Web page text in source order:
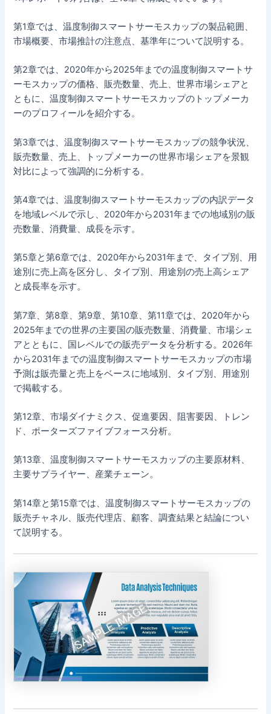
第1章では、温度制御スマートサーモスカップの製品範囲、
市場概要、市場推計の注意点、基準年について説明する。
第2章では、2020年から2025年までの温度制御スマートサ
ーモスカップの価格、販売数量、売上、世界市場シェアと
ともに、温度制御スマートサーモスカップのトップメーカ
ーのプロフィールを紹介する。
第3章では、温度制御スマートサーモスカップの競争状況、
販売数量、売上、トップメーカーの世界市場シェアを景観
対比によって強調的に分析する。
第4章では、温度制御スマートサーモスカップの内訳データ
を地域レベルで示し、2020年から2031年までの地域別の販
売数量、消費量、成長を示す。
第5章と第6章では、2020年から2031年まで、タイプ別、用
途別に売上高を区分し、タイプ別、用途別の売上高シェア
と成長率を示す。
第7章、第8章、第9章、第10章、第11章では、2020年から
2025年までの世界の主要国の販売数量、消費量、市場シェ
アとともに、国レベルでの販売データを分析する。2026年
から2031年までの温度制御スマートサーモスカップの市場
予測は販売量と売上をベースに地域別、タイプ別、用途別
で掲載する。
第12章、市場ダイナミクス、促進要因、阻害要因、トレン
ド、ポーターズファイブフォース分析。
第13章、温度制御スマートサーモスカップの主要原材料、
主要サプライヤー、産業チェーン。
第14章と第15章では、温度制御スマートサーモスカップの
販売チャネル、販売代理店、顧客、調査結果と結論につい
て説明する。